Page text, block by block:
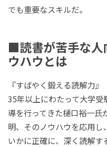
でも重要なスキルだ。
■読書が苦手な人
ウハウとは
『すばやく鍛える読解力
35年以上にわたって大学
導を行ってきた樋口裕一
明、そのノウハウを応用
いかに正確に、深く読解す